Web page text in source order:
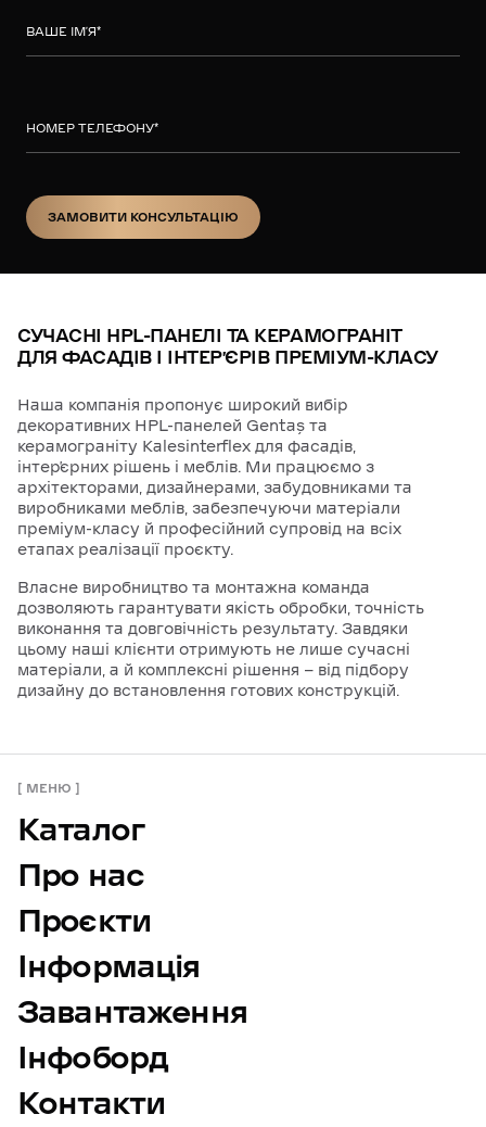
ВАШЕ ІМ’Я*
НОМЕР ТЕЛЕФОНУ*
ЗАМОВИТИ КОНСУЛЬТАЦІЮ
СУЧАСНІ HPL-ПАНЕЛІ ТА КЕРАМОГРАНІТ
ДЛЯ ФАСАДІВ І ІНТЕР’ЄРІВ ПРЕМІУМ-КЛАСУ
Наша компанія пропонує широкий вибір
декоративних HPL-панелей Gentaş та
керамограніту Kalesinterflex для фасадів,
інтер’єрних рішень і меблів. Ми працюємо з
архітекторами, дизайнерами, забудовниками та
виробниками меблів, забезпечуючи матеріали
преміум-класу й професійний супровід на всіх
етапах реалізації проєкту.
Власне виробництво та монтажна команда
дозволяють гарантувати якість обробки, точність
виконання та довговічність результату. Завдяки
цьому наші клієнти отримують не лише сучасні
матеріали, а й комплексні рішення — від підбору
дизайну до встановлення готових конструкцій.
МЕНЮ
Каталог
Про нас
Проєкти
Інформація
Завантаження
Інфоборд
Контакти